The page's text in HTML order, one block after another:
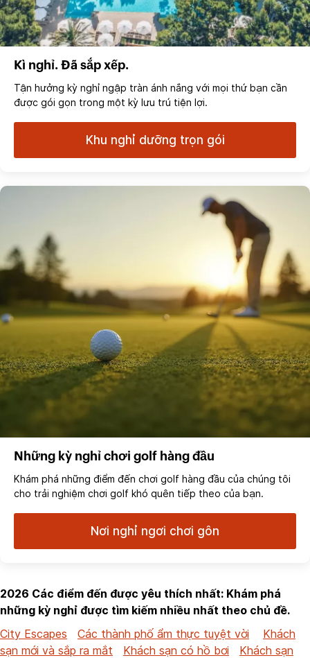
Kì nghỉ. Đã sắp xếp.
Tận hưởng kỳ nghỉ ngập tràn ánh nắng với mọi thứ bạn cần
được gói gọn trong một kỳ lưu trú tiện lợi.
Khu nghỉ dưỡng trọn gói
Những kỳ nghỉ chơi golf hàng đầu
Khám phá những điểm đến chơi golf hàng đầu của chúng tôi
cho trải nghiệm chơi golf khó quên tiếp theo của bạn.
Nơi nghỉ ngơi chơi gôn
2026 Các điểm đến được yêu thích nhất: Khám phá
những kỳ nghỉ được tìm kiếm nhiều nhất theo chủ đề.
City Escapes
Các thành phố ẩm thực tuyệt vời
Khách
sạn mới và sắp ra mắt
Khách sạn có hồ bơi
Khách sạn